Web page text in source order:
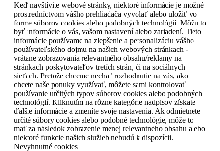
Keď navštívite webové stránky, niektoré informácie je možné
prostredníctvom vášho prehliadača vyvolať alebo uložiť vo
forme súborov cookies alebo podobných technológií. Môžu to
byť informácie o vás, vašom nastavení alebo zariadení. Tieto
informácie používame na zlepšenie a personalizáciu vášho
používateľského dojmu na našich webových stránkach -
vrátane zobrazovania relevantného obsahu/reklamy na
stránkach poskytovateľov tretích strán, či na sociálnych
sieťach. Pretože chceme nechať rozhodnutie na vás, ako
chcete naše ponuky využívať, môžete sami kontrolovať
používanie určitých typov súborov cookies alebo podobných
technológií. Kliknutím na rôzne kategórie nadpisov získate
ďalšie informácie a zmeníte svoje nastavenia. Ak odmietnete
určité súbory cookies alebo podobné technológie, môže to
mať za následok zobrazenie menej relevantného obsahu alebo
niektoré funkcie našich služieb nebudú k dispozícii.
Nevyhnutné cookies